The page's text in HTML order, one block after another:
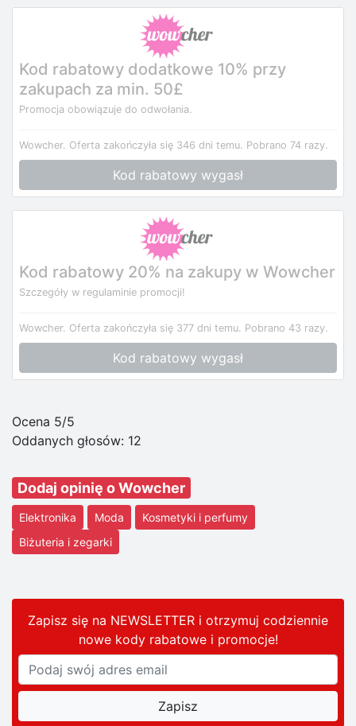
Kod rabatowy dodatkowe 10% przy
zakupach za min. 50£
Promocja obowiązuje do odwołania.
Wowcher. Oferta zakończyła się 346 dni temu. Pobrano 74 razy.
Kod rabatowy wygasł
Kod rabatowy 20% na zakupy w Wowcher
Szczegóły w regulaminie promocji!
Wowcher. Oferta zakończyła się 377 dni temu. Pobrano 43 razy.
Kod rabatowy wygasł
Ocena 5/5
Oddanych głosów: 12
Dodaj opinię o Wowcher
Elektronika Moda
Kosmetyki i perfumy
Biżuteria i zegarki
Zapisz się na NEWSLETTER i otrzymuj codziennie
nowe kody rabatowei promocje!